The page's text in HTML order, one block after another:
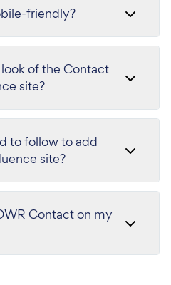
friendly?
of the Contact
site?
to follow to add
site?
Contact on my